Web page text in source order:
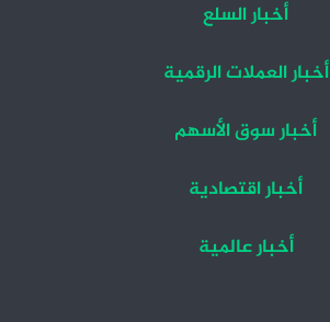
أخبار السلع
أخبار العملات الرقمية
أخبار سوق الأسهم
أخبار اقتصادية
أخبار عالمية